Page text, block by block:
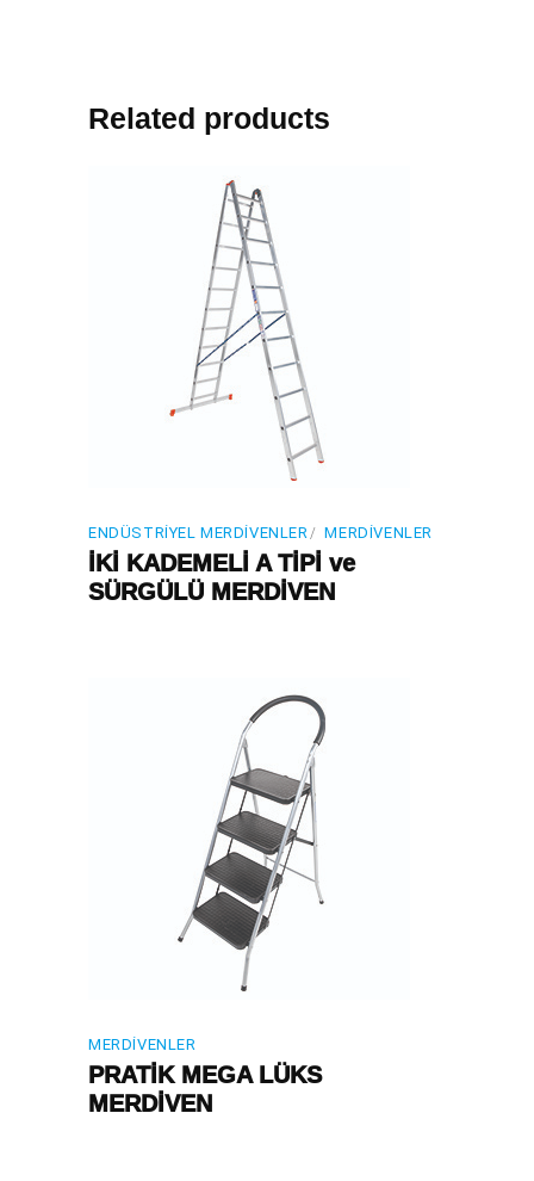
Related products
ENDÜSTRIYEL MERDIVENLER MERDIVENLER
İKİ KADEMELİ A TİPİ ve
SÜRGÜLÜ MERDİVEN
MERDIVENLER
PRATİK MEGA LÜKS
MERDİVEN